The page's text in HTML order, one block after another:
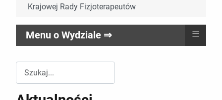
Krajowej Rady Fizjoterapeutów
Menu o Wydziale ⇒ ≡